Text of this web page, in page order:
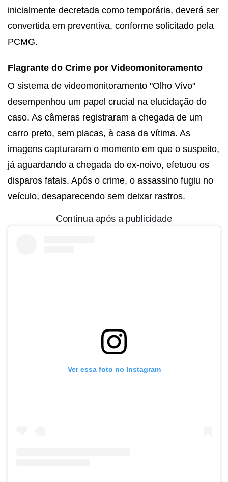
inicialmente decretada como temporária, deverá ser
convertida em preventiva, conforme solicitado pela
PCMG.
Flagrante do Crime por Videomonitoramento
O sistema de videomonitoramento "Olho Vivo"
desempenhou um papel crucial na elucidação do
caso. As câmeras registraram a chegada de um
carro preto, sem placas, à casa da vítima. As
imagens capturaram o momento em que o suspeito,
já aguardando a chegada do ex-noivo, efetuou os
disparos fatais. Após o crime, o assassino fugiu no
veículo, desaparecendo sem deixar rastros.
Continua após a publicidade
Ver essa foto no Instagram